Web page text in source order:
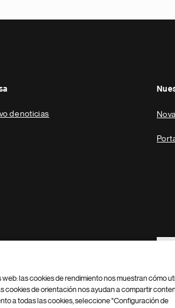
de noticias
las cookies de rendimiento nos muestran cómo
cookies de orientación nos ayudan a compartir
a todas las cookies, seleccione "Configuración de